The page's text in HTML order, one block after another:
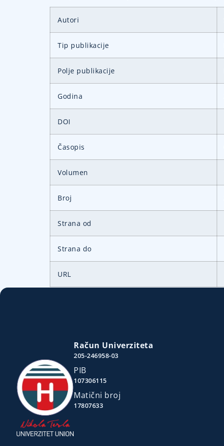
Autori
Tip publikacije
Polje publikacije
Godina
DOI
Časopis
Volumen
Broj
Strana od
Strana do
URL
Račun Univerziteta
205-246958-03
PIB
107306115
Matični broj
17807633